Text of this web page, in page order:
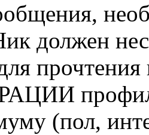
должен
профиль
(пол,